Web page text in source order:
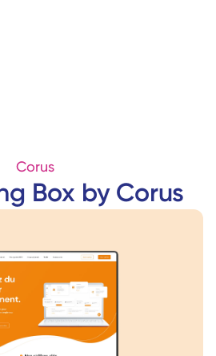
Corus
Box by Corus